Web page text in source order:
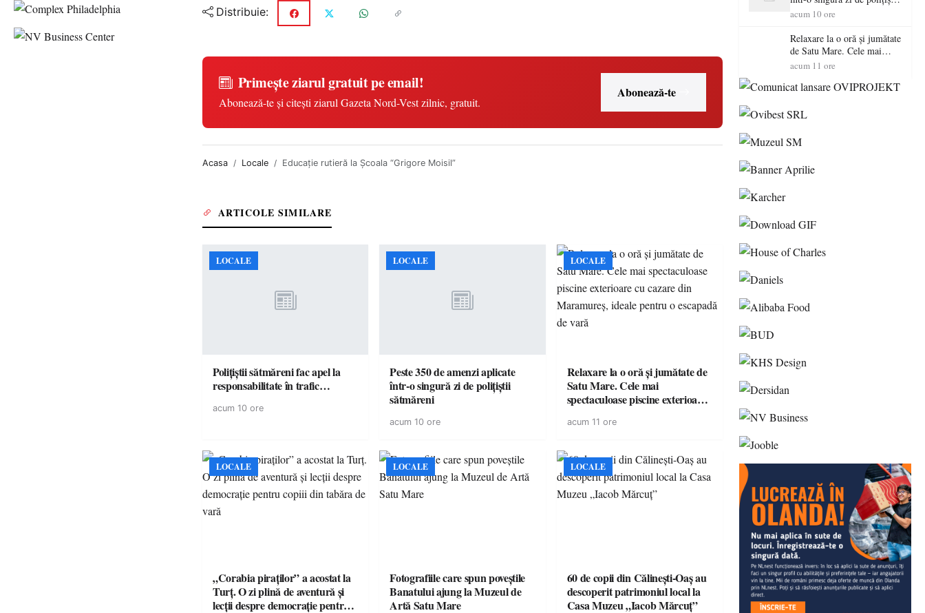
Distribuie:
Primește ziarul gratuit pe email!
Abonează-te și citești ziarul Gazeta Nord-Vest zilnic, gratuit.
Abonează-te
Acasa Locale Educaţie rutieră la Şcoala “Grigore Moisil”
ARTICOLE SIMILARE
LOCALE
Polițiștii sătmăreni fac apel la
responsabilitate în trafic…
acum 10 ore
LOCALE
Peste 350 de amenzi aplicate
într-o singură zi de polițiștii
sătmăreni
acum 10 ore
LOCALE
Relaxare la o oră și jumătate de
Satu Mare. Cele mai
spectaculoase piscine exterioare
pentru o escapadă de vară
acum 11 ore
LOCALE
„Corabia piraților” a acostat la
Turț. O zi plină de aventură și
lecții despre democrație pentru
LOCALE
Fotografiile care spun poveștile
Banatului ajung la Muzeul de
Artă Satu Mare
LOCALE
60 de copii din Călinești-Oaș au
descoperit patrimoniul local la
Casa Muzeu „Iacob Mărcuț”
sătmăreni
acum 10 ore
Relaxare la o oră și jumătate
de Satu Mare. Cele mai
spectaculoase piscine
Maramureș, ideale pentru o
acum 11 ore